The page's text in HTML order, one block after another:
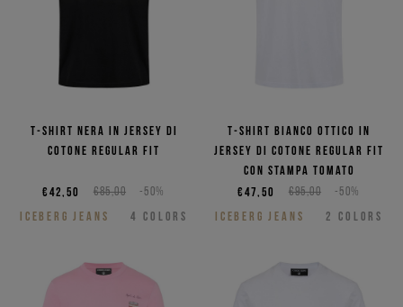
T-shirt nera in jersey di
cotone regular fit
€85,00 -50%
€42,50
ICEBERG JEANS
4 COLORS
T-shirt bianco ottico in
jersey di cotone regular fit
con stampa Tomato
€95,00 -50%
€47,50
ICEBERG JEANS
2 COLORS